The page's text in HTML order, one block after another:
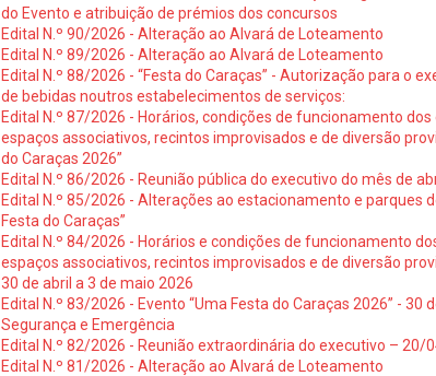
do Evento e atribuição de prémios dos concursos
Edital N.º 90/2026 - Alteração ao Alvará de Loteamento
Edital N.º 89/2026 - Alteração ao Alvará de Loteamento
Edital N.º 88/2026 - “Festa do Caraças” - Autorização para o
de bebidas noutros estabelecimentos de serviços:
Edital N.º 87/2026 - Horários, condições de funcionamento
espaços associativos, recintos improvisados e de diversão
do Caraças 2026”
Edital N.º 86/2026 - Reunião pública do executivo do mês de
Edital N.º 85/2026 - Alterações ao estacionamento e parques
Festa do Caraças”
Edital N.º 84/2026 - Horários e condições de funcionamento
espaços associativos, recintos improvisados e de diversão
30 de abril a 3 de maio 2026
Edital N.º 83/2026 - Evento “Uma Festa do Caraças 2026” - 30
Segurança e Emergência
Edital N.º 82/2026 - Reunião extraordinária do executivo – 20/
Edital N.º 81/2026 - Alteração ao Alvará de Loteamento